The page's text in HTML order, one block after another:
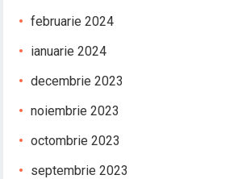
februarie 2024
ianuarie 2024
decembrie 2023
noiembrie 2023
octombrie 2023
septembrie 2023